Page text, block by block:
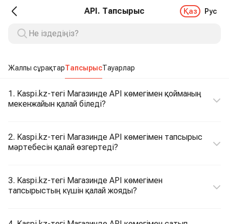
API. Тапсырыс Қаз Рус
Жалпы сұрақтарТапсырысТауарлар
1. Kaspi.kz-тегі Магазинде API көмегімен қойманың
мекенжайын қалай біледі?
2. Kaspi.kz-тегі Магазинде API көмегімен тапсырыс
мәртебесін қалай өзгертеді?
3. Kaspi.kz-тегі Магазинде API көмегімен
тапсырыстың күшін қалай жояды?